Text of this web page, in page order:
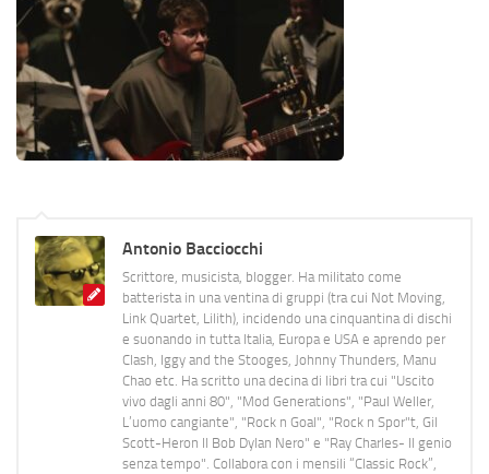
Antonio Bacciocchi
Scrittore, musicista, blogger. Ha militato come
batterista in una ventina di gruppi (tra cui Not Moving,
Link Quartet, Lilith), incidendo una cinquantina di dischi
e suonando in tutta Italia, Europa e USA e aprendo per
Clash, Iggy and the Stooges, Johnny Thunders, Manu
Chao etc. Ha scritto una decina di libri tra cui "Uscito
vivo dagli anni 80", "Mod Generations", "Paul Weller,
L’uomo cangiante", "Rock n Goal", "Rock n Spor"t, Gil
Scott-Heron Il Bob Dylan Nero" e "Ray Charles- Il genio
senza tempo". Collabora con i mensili “Classic Rock”,